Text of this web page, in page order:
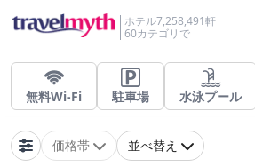
ホテル7,258,491軒
60カテゴリで
無料Wi-Fi 駐車場 水泳プール
価格帯 並べ替え